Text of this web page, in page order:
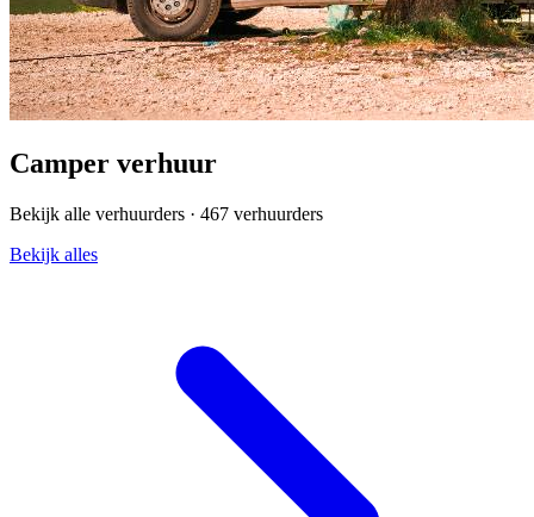
Camper verhuur
Bekijk alle verhuurders · 467 verhuurders
Bekijk alles